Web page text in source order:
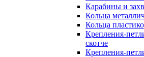
Карабины и
Кольца
Кольца
Крепления-
скотче
Крепления-